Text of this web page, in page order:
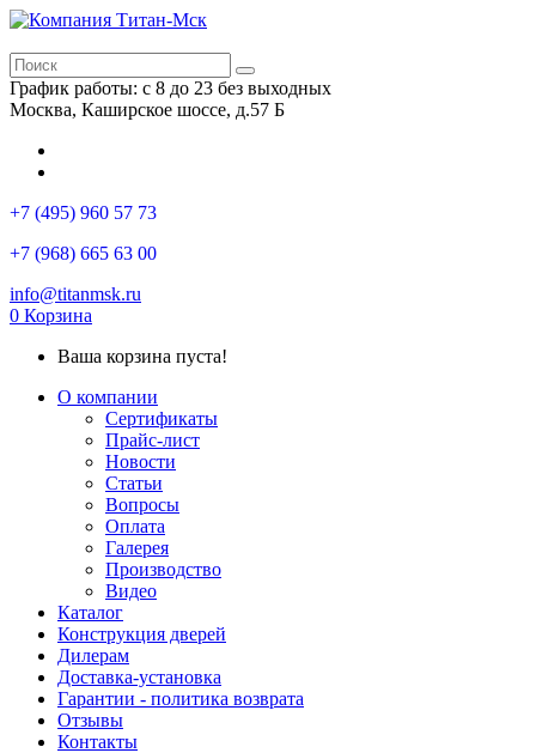
График работы: с 8 до 23 без выходных
Москва, Каширское шоссе, д.57 Б
+7 (495) 960 57 73
+7 (968) 665 63 00
info@titanmsk.ru
0 Корзина
Ваша корзина пуста!
О компании
Сертификаты
Прайс-лист
Новости
Статьи
Вопросы
Оплата
Галерея
Производство
Видео
Каталог
Конструкция дверей
Дилерам
Доставка-установка
Гарантии - политика возврата
Отзывы
Контакты